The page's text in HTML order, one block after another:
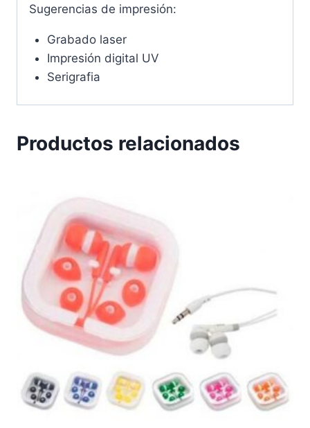
Sugerencias de impresión:
Grabado laser
Impresión digital UV
Serigrafia
Productos relacionados